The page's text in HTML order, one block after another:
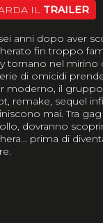
IL TRAILER
anni dopo aver
fin troppo
tornano nel mirino
di omicidi
moderno, il
remake, sequel
mai. Tra
dovranno
prima di